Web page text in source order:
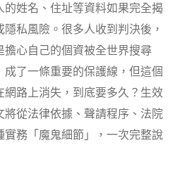
姓名、住址等資料如果完全揭
私風險。很多人收到判決後，
心自己的個資被全世界搜尋
了一條重要的保護線，但這個
路上消失，到底要多久？生效
從法律依據、聲請程序、法院
務「魔鬼細節」，一次完整說